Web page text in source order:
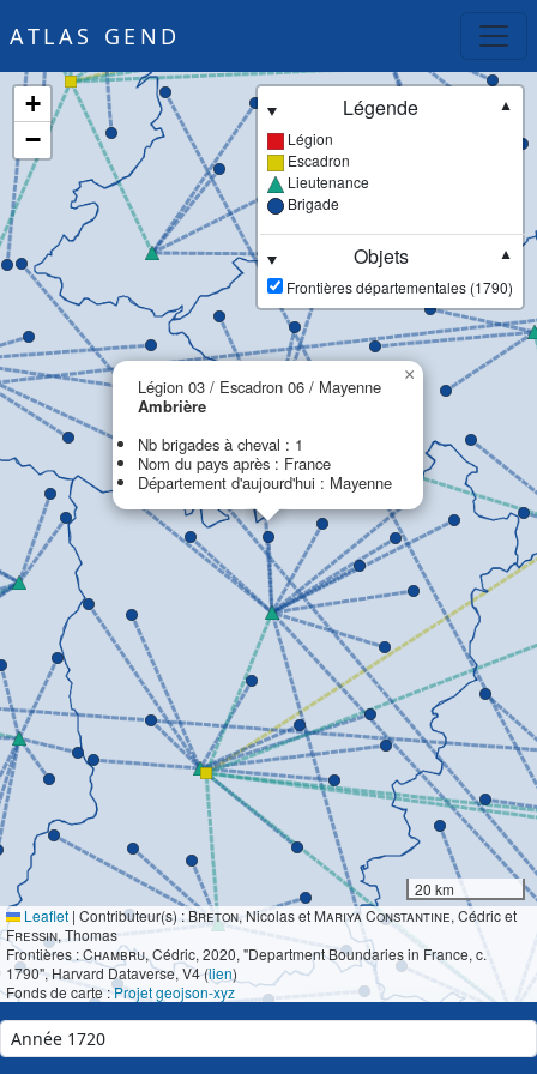
ATLAS GEND
Légion 03 / Escadron 06 / Mayenne
Ambrière
Nb brigades à cheval : 1
Nom du pays après : France
Département d'aujourd'hui : Mayenne
×
+
−
Légende
▼
Légion
Escadron
Lieutenance
Brigade
Objets
▼
Frontières départementales (1790)
20 km
Leaflet | Contributeur(s) : Breton, Nicolas et Mariya Constantine, Cédric et
Fressin, Thomas
Frontières :Chambru, Cédric, 2020, "Department Boundaries in France, c.
1790", Harvard Dataverse, V4 (lien)
Fonds de carte :Projet geojson-xyz